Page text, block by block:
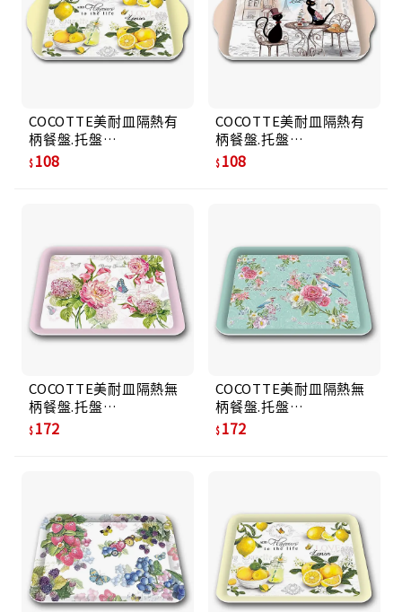
COCOTTE美耐皿隔熱有
柄餐盤.托盤
MH2115(FV)清香檸檬
108
COCOTTE美耐皿隔熱有
柄餐盤.托盤
MH2115(2003)夫妻貓
108
COCOTTE美耐皿隔熱無
柄餐盤.托盤
MS2721(1663)細絲花園
172
COCOTTE美耐皿隔熱無
柄餐盤.托盤
MS2721(1665)花漾
172